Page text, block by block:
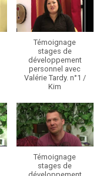
Témoignage
stages de
développement
personnel avec
Valérie Tardy. n°1 /
Kim
Témoignage
stages de